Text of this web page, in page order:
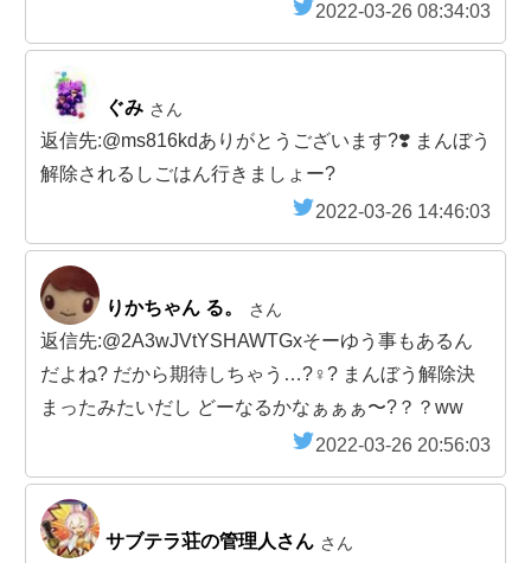
2022-03-26 08:34:03
ぐみ さん
返信先:@ms816kdありがとうございます?❣️ まんぼう
解除されるしごはん行きましょー?
2022-03-26 14:46:03
りかちゃん る。 さん
返信先:@2A3wJVtYSHAWTGxそーゆう事もあるん
だよね? だから期待しちゃう…?‍♀️? まんぼう解除決
まったみたいだし どーなるかなぁぁぁ〜?？？ww
2022-03-26 20:56:03
サブテラ荘の管理人さん さん